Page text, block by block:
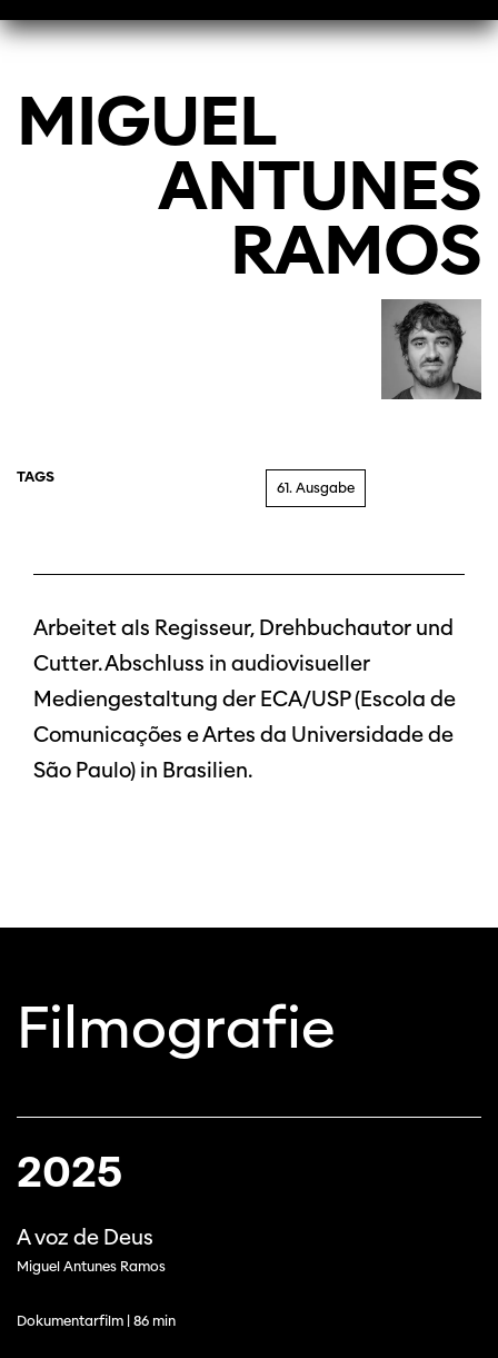
MIGUEL
ANTUNES
RAMOS
TAGS
61. Ausgabe
Arbeitet als Regisseur, Drehbuchautor und
Cutter. Abschluss in audiovisueller
Mediengestaltung der ECA/USP (Escola de
Comunicações e Artes da Universidade de
São Paulo) in Brasilien.
Filmografie
2025
A voz de Deus
Miguel Antunes Ramos
Dokumentarfilm | 86 min